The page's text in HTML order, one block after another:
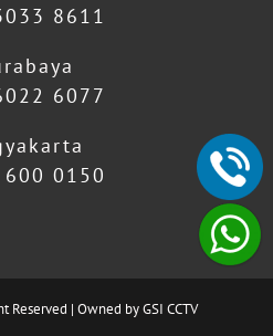
8611
6077
0150
| Owned by GSI CCTV